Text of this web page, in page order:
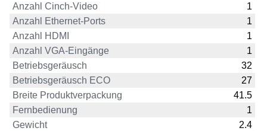
Anzahl Cinch-Video
1
Anzahl Ethernet-Ports
1
Anzahl HDMI
1
Anzahl VGA-Eingänge
1
Betriebsgeräusch
32
Betriebsgeräusch ECO
27
Breite Produktverpackung
41.5
Fernbedienung
1
Gewicht
2.4